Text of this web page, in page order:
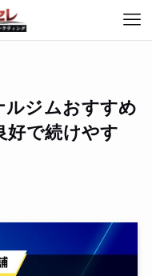
ルジムおすすめ
好で続けやす